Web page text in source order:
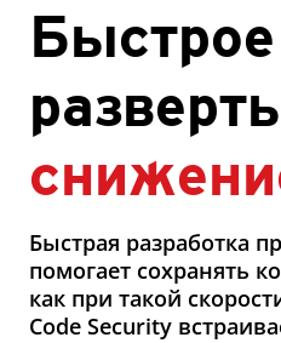
Быстрое
Быстрая разработка
помогает сохранять
как при такой
Code Security